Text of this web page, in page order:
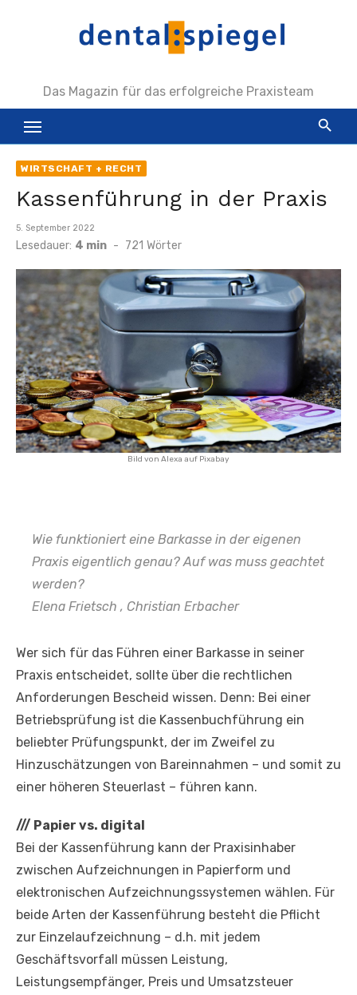
Das Magazin für das erfolgreiche Praxisteam
WIRTSCHAFT + RECHT
Kassenführung in der Praxis
Veröffentlicht
am
5. September 2022
Lesedauer: 4 min - 721 Wörter
Bild von Alexa auf Pixabay
Wie funktioniert eine Barkasse in der eigenen
Praxis eigentlich genau? Auf was muss geachtet
werden?
Elena Frietsch , Christian Erbacher
Wer sich für das Führen einer Barkasse in seiner
Praxis entscheidet, sollte über die rechtlichen
Anforderungen Bescheid wissen. Denn: Bei einer
Betriebsprüfung ist die Kassenbuchführung ein
beliebter Prüfungspunkt, der im Zweifel zu
Hinzuschätzungen von Bareinnahmen – und somit zu
einer höheren Steuerlast – führen kann.
/// Papier vs. digital
Bei der Kassenführung kann der Praxisinhaber
zwischen Aufzeichnungen in Papierform und
elektronischen Aufzeichnungssystemen wählen. Für
beide Arten der Kassenführung besteht die Pflicht
zur Einzelaufzeichnung – d.h. mit jedem
Geschäftsvorfall müssen Leistung,
Leistungsempfänger, Preis und Umsatzsteuer